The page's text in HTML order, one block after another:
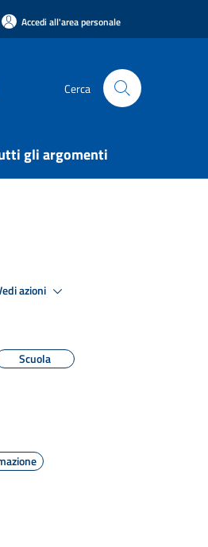
Accedi all'area personale
Cerca
gli argomenti
azioni
Scuola